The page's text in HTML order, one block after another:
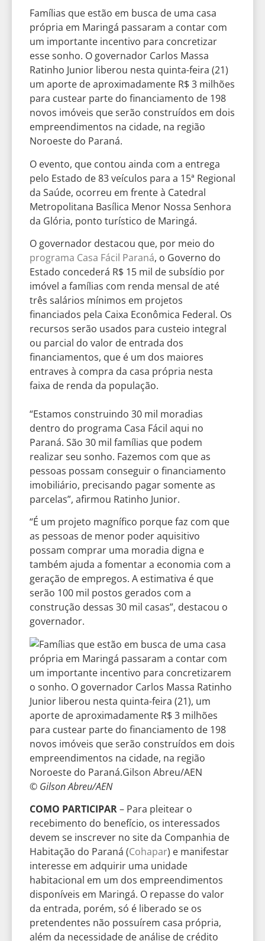
Famílias que estão em busca de uma casa
própria em Maringá passaram a contar com
um importante incentivo para concretizar
esse sonho. O governador Carlos Massa
Ratinho Junior liberou nesta quinta-feira (21)
um aporte de aproximadamente R$ 3 milhões
para custear parte do financiamento de 198
novos imóveis que serão construídos em dois
empreendimentos na cidade, na região
Noroeste do Paraná.
O evento, que contou ainda com a entrega
pelo Estado de 83 veículos para a 15ª Regional
da Saúde, ocorreu em frente à Catedral
Metropolitana Basílica Menor Nossa Senhora
da Glória, ponto turístico de Maringá.
O governador destacou que, por meio do
programa Casa Fácil Paraná, o Governo do
Estado concederá R$ 15 mil de subsídio por
imóvel a famílias com renda mensal de até
três salários mínimos em projetos
financiados pela Caixa Econômica Federal. Os
recursos serão usados para custeio integral
ou parcial do valor de entrada dos
financiamentos, que é um dos maiores
entraves à compra da casa própria nesta
faixa de renda da população.
“Estamos construindo 30 mil moradias
dentro do programa Casa Fácil aqui no
Paraná. São 30 mil famílias que podem
realizar seu sonho. Fazemos com que as
pessoas possam conseguir o financiamento
imobiliário, precisando pagar somente as
parcelas”, afirmou Ratinho Junior.
“É um projeto magnífico porque faz com que
as pessoas de menor poder aquisitivo
possam comprar uma moradia digna e
também ajuda a fomentar a economia com a
geração de empregos. A estimativa é que
serão 100 mil postos gerados com a
construção dessas 30 mil casas”, destacou o
governador.
© Gilson Abreu/AEN
COMO PARTICIPAR– Para pleitear o
recebimento do benefício, os interessados
devem se inscrever no site da Companhia de
Habitação do Paraná (Cohapar) e manifestar
interesse em adquirir uma unidade
habitacional em um dos empreendimentos
disponíveis em Maringá. O repasse do valor
da entrada, porém, só é liberado se os
pretendentes não possuírem casa própria,
além da necessidade de análise de crédito